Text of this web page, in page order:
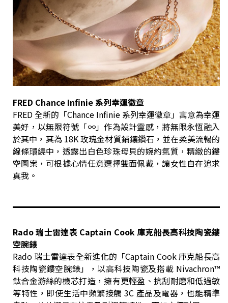
FRED Chance Infinie 系列幸運徽章
FRED 全新的「Chance Infinie 系列幸運徽章」寓意為幸運
美好，以無限符號「∞」作為設計靈感，將無限永恆融入
於其中，其為 18K 玫瑰金材質鋪鑲鑽石，並在柔美流暢的
線條環繞中，透露出白色珍珠母貝的婉約氣質，精緻的鏤
空圖案，可根據心情任意選擇雙面佩戴，讓女性自在追求
真我。
Rado 瑞士雷達表 Captain Cook 庫克船長高科技陶瓷鏤
空腕錶
Rado 瑞士雷達表全新進化的「Captain Cook 庫克船長高
科技陶瓷鏤空腕錶」，以高科技陶瓷及搭載 Nivachron™
鈦合金游絲的機芯打造，擁有更輕盈、抗刮耐磨和低過敏
等特性，即使生活中頻繁接觸 3C 產品及電器，也能精準